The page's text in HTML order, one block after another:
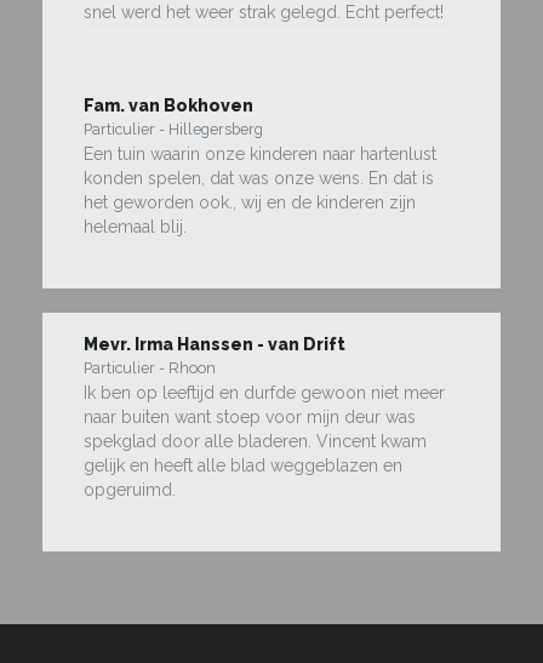
snel werd het weer strak gelegd. Echt perfect!
Fam. van Bokhoven
Particulier - Hillegersberg
Een tuin waarin onze kinderen naar hartenlust
konden spelen, dat was onze wens. En dat is
het geworden ook., wij en de kinderen zijn
helemaal blij.
Mevr. Irma Hanssen - van Drift
Particulier - Rhoon
Ik ben op leeftijd en durfde gewoon niet meer
naar buiten want stoep voor mijn deur was
spekglad door alle bladeren. Vincent kwam
gelijk en heeft alle blad weggeblazen en
opgeruimd.